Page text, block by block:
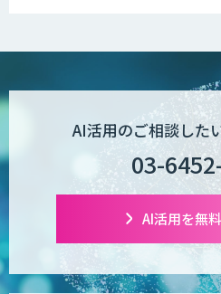
Explaza 生
Wanderlust
POPstation
AI活用のご相談した
03-
AI活用を無